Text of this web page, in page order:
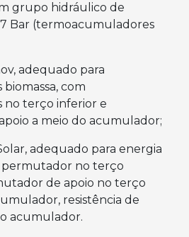
grupo hidráulico de
Bar (termoacumuladores
adequado para
com
no terço inferior e
a meio do acumulador;
adequado para energia
permutador no terço
de apoio no terço
resistência de
acumulador.